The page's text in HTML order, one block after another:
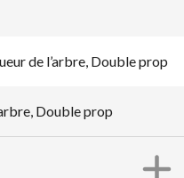
de l’arbre, Double prop
Double prop